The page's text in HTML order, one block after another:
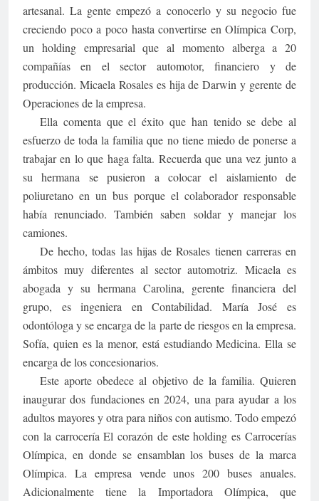
artesanal. La gente empezó a conocerlo y su negocio fue
creciendo poco a poco hasta convertirse en Olímpica Corp,
un holding empresarial que al momento alberga a 20
compañías en el sector automotor, financiero y de
producción. Micaela Rosales es hija de Darwin y gerente de
Operaciones de la empresa.
Ella comenta que el éxito que han tenido se debe al
esfuerzo de toda la familia que no tiene miedo de ponerse a
trabajar en lo que haga falta. Recuerda que una vez junto a
su hermana se pusieron a colocar el aislamiento de
poliuretano en un bus porque el colaborador responsable
había renunciado. También saben soldar y manejar los
camiones.
De hecho, todas las hijas de Rosales tienen carreras en
ámbitos muy diferentes al sector automotriz. Micaela es
abogada y su hermana Carolina, gerente financiera del
grupo, es ingeniera en Contabilidad. María José es
odontóloga y se encarga de la parte de riesgos en la empresa.
Sofía, quien es la menor, está estudiando Medicina. Ella se
encarga de los concesionarios.
Este aporte obedece al objetivo de la familia. Quieren
inaugurar dos fundaciones en 2024, una para ayudar a los
adultos mayores y otra para niños con autismo. Todo empezó
con la carrocería El corazón de este holding es Carrocerías
Olímpica, en donde se ensamblan los buses de la marca
Olímpica. La empresa vende unos 200 buses anuales.
Adicionalmente tiene la Importadora Olímpica, que